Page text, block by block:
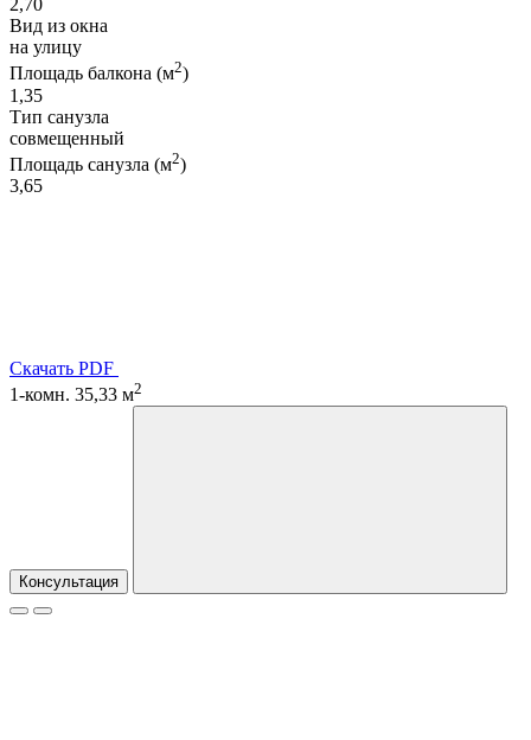
2,70
Вид из окна
на улицу
Площадь балкона (м2)
1,35
Тип санузла
совмещенный
Площадь санузла (м2)
3,65
Скачать PDF
1-комн. 35,33 м2
Консультация